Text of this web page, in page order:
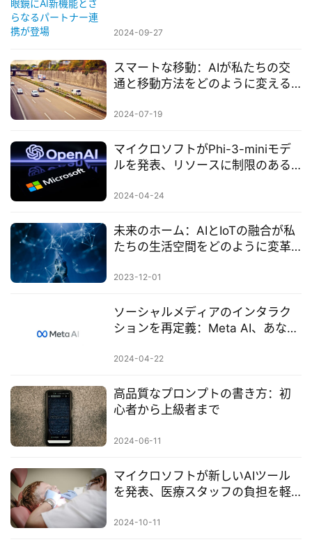
2024-09-27
スマートな移動：AIが私たちの交
通と移動方法をどのように変える
2024-07-19
マイクロソフトがPhi-3-miniモデ
ルを発表、リソースに制限のある
2024-04-24
未来のホーム：AIとIoTの融合が私
たちの生活空間をどのように変革
2023-12-01
ソーシャルメディアのインタラク
ションを再定義：Meta AI、あなた
2024-04-22
高品質なプロンプトの書き方：初
心者から上級者まで
2024-06-11
マイクロソフトが新しいAIツール
を発表、医療スタッフの負担を軽
2024-10-11